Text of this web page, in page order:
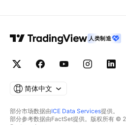
人类制造
简体中文
部分市场数据由ICE Data Services提供。
部分参考数据由FactSet提供。版权所有 ©